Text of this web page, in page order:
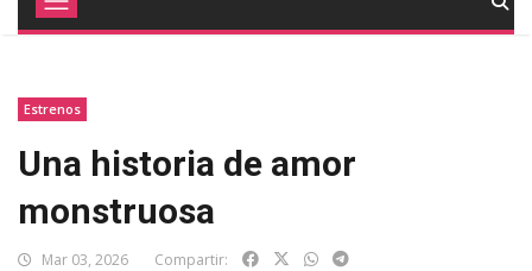
Estrenos
Una historia de amor
monstruosa
Mar 03, 2026 Compartir: